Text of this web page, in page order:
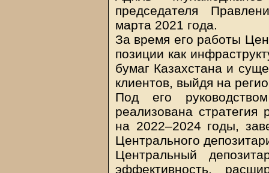
председателя
марта 2021 года.
За время его работы
позиции как
бумаг Казахстана и
клиентов, выйдя на
Под его
реализована стратегия
на 2022–2024 годы,
Центрального
Центральный
эффективность,